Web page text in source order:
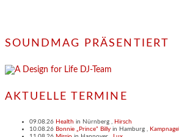
SOUNDMAG PRÄSENTIERT
AKTUELLE TERMINE
09.08.26 Health in Nürnberg
Hirsch
10.08.26 Bonnie „Prince“ Billy in Hamburg
Kampnagel